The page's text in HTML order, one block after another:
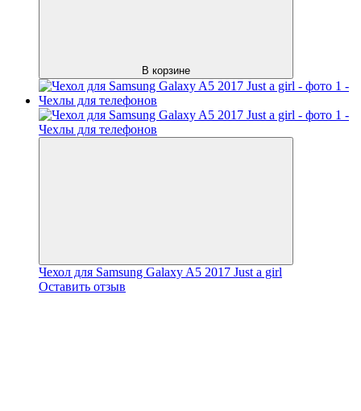
В корзине
Чехол для Samsung Galaxy A5 2017 Just a girl
Оставить отзыв